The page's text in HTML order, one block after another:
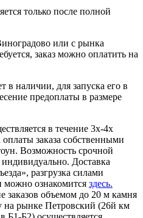
только после полной
или с рынка
заказ можно оплатить на
в наличии, для запуска его в
предоплаты в размере
в течение 3х-4х
заказа собственными
Возможность срочной
индивидуально. Доставка
разгрузка силами
можно ознакомится здесь.
заказов объемом до 20 м камня
на рынке Петровский (26й км